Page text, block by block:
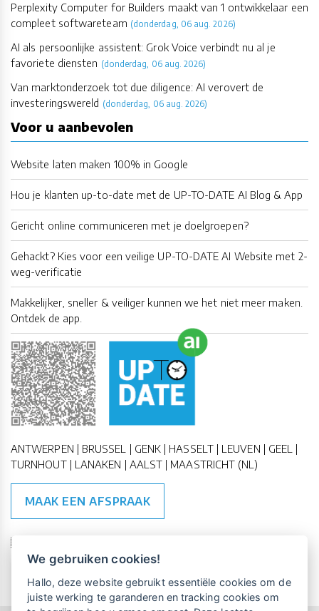
Perplexity Computer for Builders maakt van 1 ontwikkelaar een
compleet softwareteam (donderdag, 06 aug. 2026)
AI als persoonlijke assistent: Grok Voice verbindt nu al je
favoriete diensten (donderdag, 06 aug. 2026)
Van marktonderzoek tot due diligence: AI verovert de
investeringswereld (donderdag, 06 aug. 2026)
Voor u aanbevolen
Website laten maken 100% in Google
Hou je klanten up-to-date met de UP-TO-DATE AI Blog & App
Gericht online communiceren met je doelgroepen?
Gehackt? Kies voor een veilige UP-TO-DATE AI Website met 2-
weg-verificatie
Makkelijker, sneller & veiliger kunnen we het niet meer maken.
Ontdek de app.
ANTWERPEN | BRUSSEL | GENK | HASSELT | LEUVEN | GEEL |
TURNHOUT | LANAKEN | AALST | MAASTRICHT (NL)
MAAK EEN AFSPRAAK
🇪🇺 🇧🇪
We gebruiken cookies!
Hallo, deze website gebruikt essentiële cookies om de
juiste werking te garanderen en tracking cookies om
een persoonlijke demo.